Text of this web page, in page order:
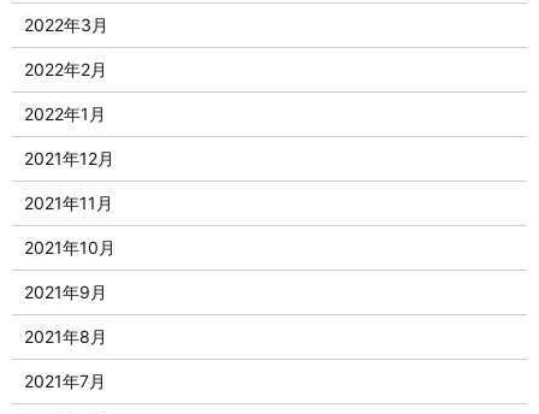
2022年3月
2022年2月
2022年1月
2021年12月
2021年11月
2021年10月
2021年9月
2021年8月
2021年7月